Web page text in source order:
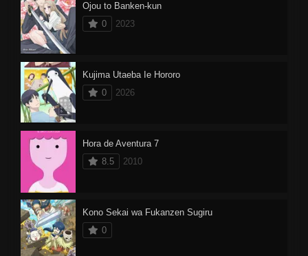
Ojou to Banken-kun
0
2023
Kujima Utaeba Ie Hororo
0
2026
Hora de Aventura 7
8.5
2010
Kono Sekai wa Fukanzen Sugiru
0